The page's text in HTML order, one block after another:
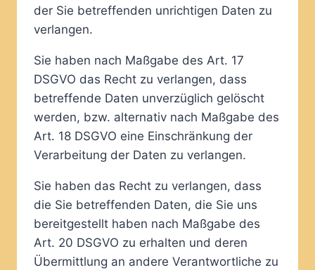
der Sie betreffenden unrichtigen Daten zu
verlangen.
Sie haben nach Maßgabe des Art. 17
DSGVO das Recht zu verlangen, dass
betreffende Daten unverzüglich gelöscht
werden, bzw. alternativ nach Maßgabe des
Art. 18 DSGVO eine Einschränkung der
Verarbeitung der Daten zu verlangen.
Sie haben das Recht zu verlangen, dass
die Sie betreffenden Daten, die Sie uns
bereitgestellt haben nach Maßgabe des
Art. 20 DSGVO zu erhalten und deren
Übermittlung an andere Verantwortliche zu